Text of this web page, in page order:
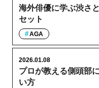
海外俳優に学ぶ渋さ
セット
AGA
プロが教える側頭部
い方
2026.01.08